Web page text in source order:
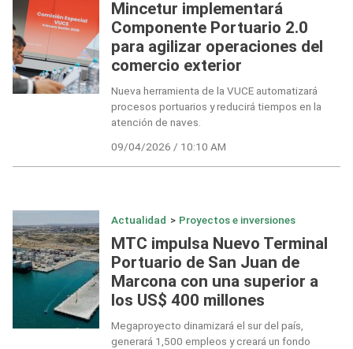
Mincetur implementará
Componente Portuario 2.0
para agilizar operaciones del
comercio exterior
Nueva herramienta de la VUCE automatizará
procesos portuarios y reducirá tiempos en la
atención de naves.
09/04/2026 / 10:10 AM
Actualidad > Proyectos e inversiones
MTC impulsa Nuevo Terminal
Portuario de San Juan de
Marcona con una superior a
los US$ 400 millones
Megaproyecto dinamizará el sur del país,
generará 1,500 empleos y creará un fondo